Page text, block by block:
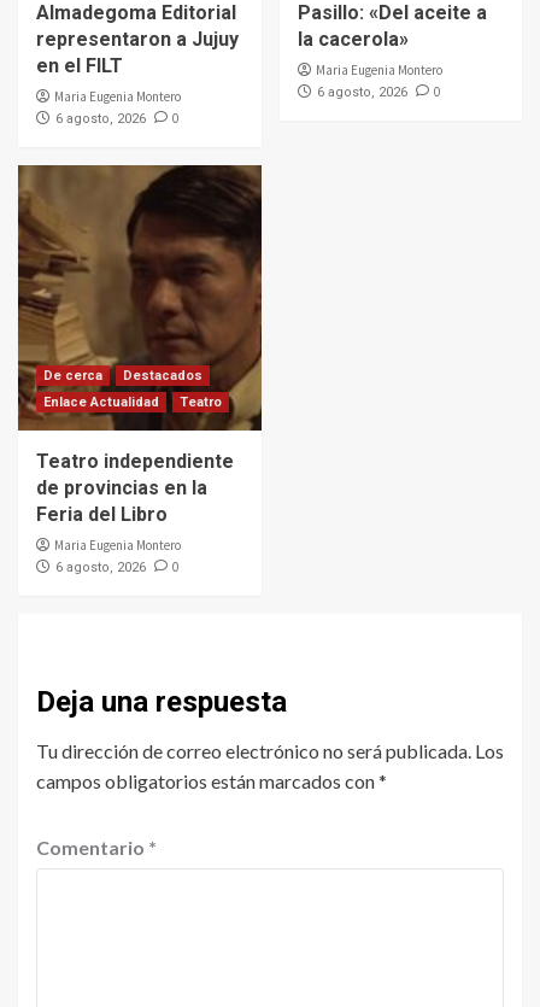
Almadegoma Editorial
representaron a Jujuy
en el FILT
Maria Eugenia Montero
6 agosto, 2026 0
Pasillo: «Del aceite a
la cacerola»
Maria Eugenia Montero
6 agosto, 2026 0
De cerca
Destacados
Enlace Actualidad
Teatro
Teatro independiente
de provincias en la
Feria del Libro
Maria Eugenia Montero
6 agosto, 2026 0
Deja una respuesta
Tu dirección de correo electrónico no será publicada. Los
campos obligatorios están marcados con*
Comentario *